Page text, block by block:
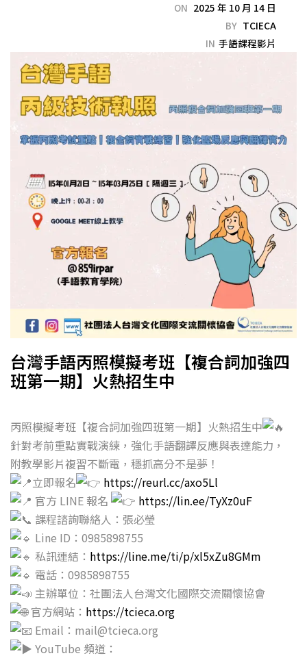
ON 2025 年 10 月 14 日
BY TCIECA
IN 手語課程影片
台灣手語丙照模擬考班【複合詞加強四
班第一期】火熱招生中
丙照模擬考班【複合詞加強四班第一期】火熱招生中
針對考前重點實戰演練，強化手語翻譯反應與表達能力，
附教學影片複習不斷電，穩抓高分不是夢！
立即報名
https://reurl.cc/axo5Ll
官方 LINE 報名
https://lin.ee/TyXz0uF
課程諮詢聯絡人：張必瑩
Line ID：0985898755
私訊連結： https://line.me/ti/p/xl5xZu8GMm
電話：0985898755
主辦單位：社團法人台灣文化國際交流關懷協會
官方網站： https://tcieca.org
Email：mail@tcieca.org
YouTube 頻道：